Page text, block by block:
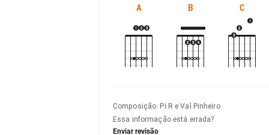
A B C
Composição: Pi R e Val Pinheiro
Essa informação está errada?
Enviar revisão